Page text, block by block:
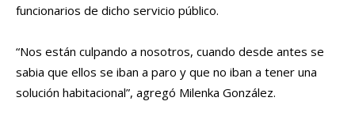
funcionarios de dicho servicio público.
“Nos están culpando a nosotros, cuando desde antes se
sabia que ellos se iban a paro y que no iban a tener una
solución habitacional”, agregó Milenka González.